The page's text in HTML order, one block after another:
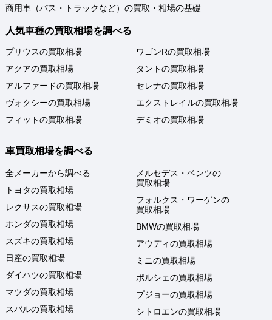
商用車（バス・トラックなど）の買取・相場の基礎
人気車種の買取相場を調べる
プリウスの買取相場
アクアの買取相場
アルファードの買取相場
ヴォクシーの買取相場
フィットの買取相場
ワゴンRの買取相場
タントの買取相場
セレナの買取相場
エクストレイルの買取相場
デミオの買取相場
車買取相場を調べる
全メーカーから調べる
トヨタの買取相場
レクサスの買取相場
ホンダの買取相場
スズキの買取相場
日産の買取相場
ダイハツの買取相場
マツダの買取相場
スバルの買取相場
メルセデス・ベンツの
買取相場
フォルクス・ワーゲンの
買取相場
BMWの買取相場
アウディの買取相場
ミニの買取相場
ポルシェの買取相場
プジョーの買取相場
シトロエンの買取相場